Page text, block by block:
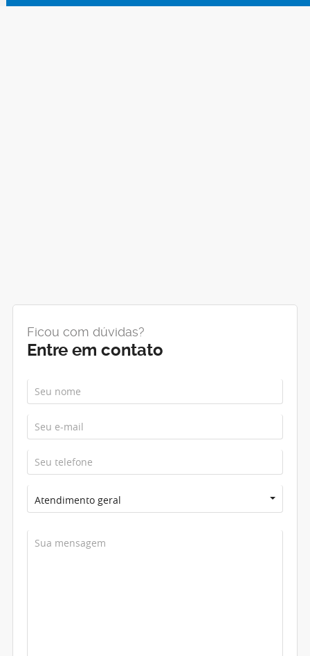
Ficou com dúvidas?
Entre em contato
Atendimento geral